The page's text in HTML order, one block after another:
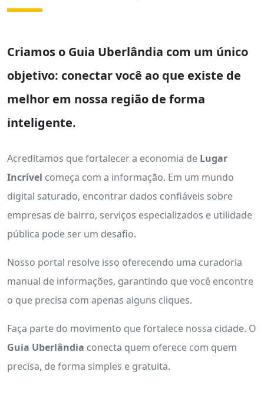
Criamos o Guia Uberlândia com um único
objetivo: conectar você ao que existe de
melhor em nossa região de forma
inteligente.
Acreditamos que fortalecer a economia de Lugar
Incrível começa com a informação. Em um mundo
digital saturado, encontrar dados confiáveis sobre
empresas de bairro, serviços especializados e utilidade
pública pode ser um desafio.
Nosso portal resolve isso oferecendo uma curadoria
manual de informações, garantindo que você encontre
o que precisa com apenas alguns cliques.
Faça parte do movimento que fortalece nossa cidade. O
Guia Uberlândia conecta quem oferece com quem
precisa, de forma simples e gratuita.